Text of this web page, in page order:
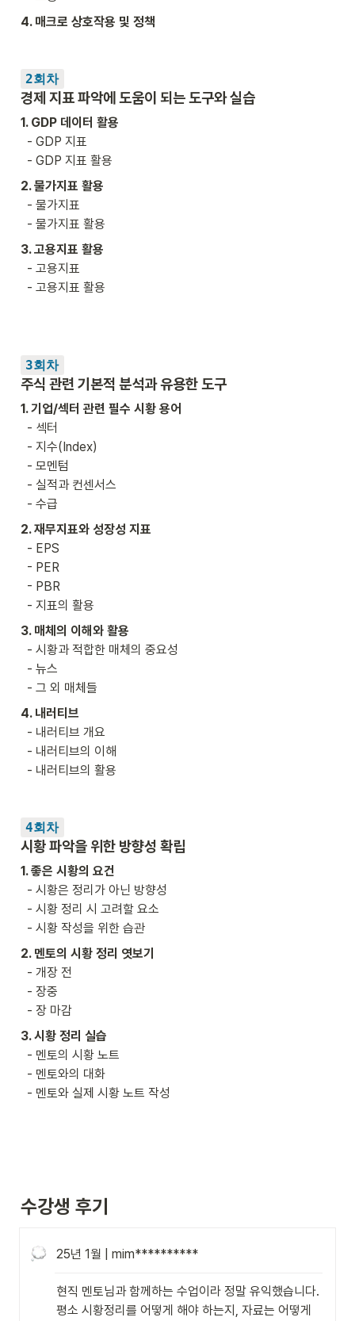
4. 매크로 상호작용 및 정책
2회차
경제 지표 파악에 도움이 되는 도구와 실습
1. GDP 데이터 활용
  - GDP 지표 활용
2. 물가지표 활용
  - 물가지표 활용
3. 고용지표 활용
3회차
주식 관련 기본적 분석과 유용한 도구
1. 기업/섹터 관련 필수 시황 용어
- 섹터
  - 수급
2. 재무지표와 성장성 지표
  - 지표의 활용
3. 매체의 이해와 활용
  - 그 외 매체들
4. 내러티브
- 내러티브 개요
  - 내러티브의 활용
4회차
시황 파악을 위한 방향성 확립
1. 좋은 시황의 요건
  - 시황 작성을 위한 습관
2. 멘토의 시황 정리 엿보기
  - 장 마감
3. 시황 정리 실습
  - 멘토와 실제 시황 노트 작성
수강생 후기
25년 1월 | mim**********
현직 멘토님과 함께하는 수업이라 정말 유익했습니다.
평소 시황정리를 어떻게 해야 하는지, 자료는 어떻게